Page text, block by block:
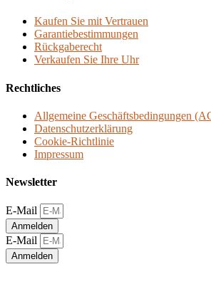
Kaufen Sie mit Vertrauen
Garantiebestimmungen
Rückgaberecht
Verkaufen Sie Ihre Uhr
Rechtliches
Allgemeine Geschäftsbedingungen
Datenschutzerklärung
Cookie-Richtlinie
Impressum
Newsletter
E-Mail
Anmelden
E-Mail
Anmelden